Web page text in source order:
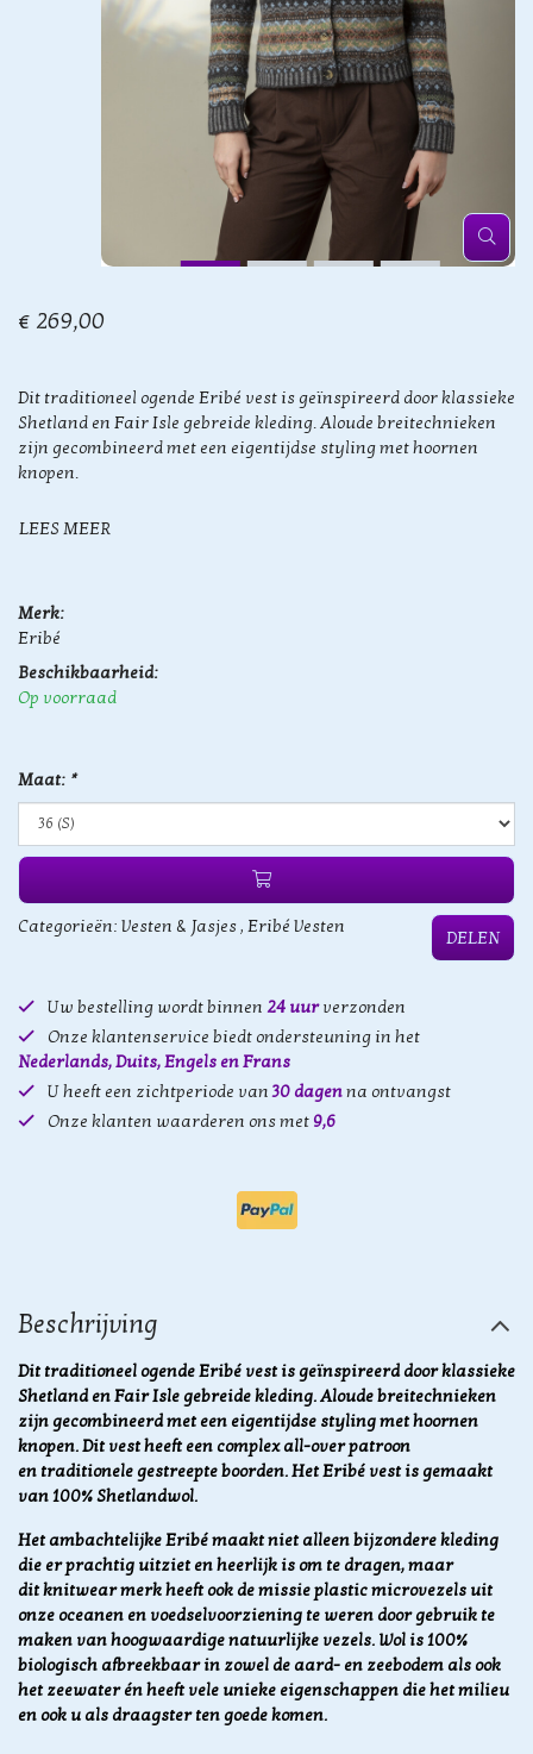
€ 269,00
Dit traditioneel ogende Eribé vest is geïnspireerd door klassieke
Shetland en Fair Isle gebreide kleding. Aloude breitechnieken
zijn gecombineerd met een eigentijdse styling met hoornen
knopen.
LEES MEER
Merk:
Eribé
Beschikbaarheid:
Op voorraad
Maat: *
Categorieën: Vesten & Jasjes, Eribé Vesten
DELEN
Uw bestelling wordt binnen 24 uurverzonden
Onze klantenservice biedt ondersteuning in het
Nederlands, Duits, Engels en Frans
U heeft een zichtperiode van30 dagenna ontvangst
Onze klanten waarderen ons met 9,6
Beschrijving
Dit traditioneel ogende Eribé vest is geïnspireerd door klassieke
Shetland en Fair Isle gebreide kleding. Aloude breitechnieken
zijn gecombineerd met een eigentijdse styling met hoornen
knopen. Dit vest heeft een complex all-over patroon
en traditionele gestreepte boorden. Het Eribé vest is gemaakt
van 100% Shetlandwol.
Het ambachtelijke Eribé maakt niet alleen bijzondere kleding
die er prachtig uitziet en heerlijk is om te dragen, maar
dit knitwear merk heeft ook de missie plastic microvezels uit
onze oceanen en voedselvoorziening te weren door gebruik te
maken van hoogwaardige natuurlijke vezels. Wol is 100%
biologisch afbreekbaar in zowel de aard- en zeebodem als ook
het zeewater én heeft vele unieke eigenschappen die het milieu
en ook u als draagster ten goede komen.